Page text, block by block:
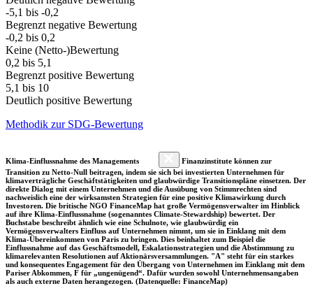
-5,1 bis -0,2
Begrenzt negative Bewertung
-0,2 bis 0,2
Keine (Netto-)Bewertung
0,2 bis 5,1
Begrenzt positive Bewertung
5,1 bis 10
Deutlich positive Bewertung
Methodik zur SDG-Bewertung
Klima-Einflussnahme des Managements
Finanzinstitute können zur
Transition zu Netto-Null beitragen, indem sie sich bei investierten Unternehmen für
klimaverträgliche Geschäftstätigkeiten und glaubwürdige Transitionspläne einsetzen. Der
direkte Dialog mit einem Unternehmen und die Ausübung von Stimmrechten sind
nachweislich eine der wirksamsten Strategien für eine positive Klimawirkung durch
Investoren. Die britische NGO FinanceMap hat große Vermögensverwalter im Hinblick
auf ihre Klima-Einflussnahme (sogenanntes Climate-Stewardship) bewertet. Der
Buchstabe beschreibt ähnlich wie eine Schulnote, wie glaubwürdig ein
Vermögensverwalters Einfluss auf Unternehmen nimmt, um sie in Einklang mit dem
Klima-Übereinkommen von Paris zu bringen. Dies beinhaltet zum Beispiel die
Einflussnahme auf das Geschäftsmodell, Eskalationsstrategien und die Abstimmung zu
klimarelevanten Resolutionen auf Aktionärsversammlungen. "A" steht für ein starkes
und konsequentes Engagement für den Übergang von Unternehmen im Einklang mit dem
Pariser Abkommen, F für „ungenügend“. Dafür wurden sowohl Unternehmensangaben
als auch externe Daten herangezogen. (Datenquelle: FinanceMap)